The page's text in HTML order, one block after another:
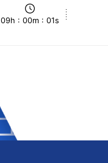
09h : 00m : 01s